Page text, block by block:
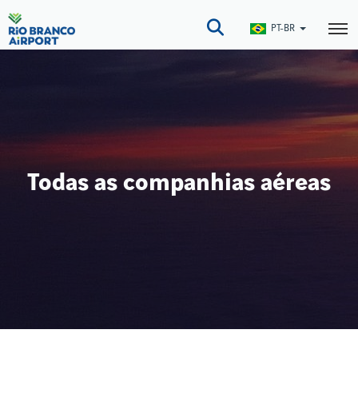
para
o
PT-BR
Todas as companhias aéreas